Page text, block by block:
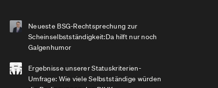
Neueste BSG-Rechtsprechung zur
Scheinselbstständigkeit:Da hilft nur noch
Galgenhumor
Ergebnisse unserer Statuskriterien-
Umfrage: Wie viele Selbstständige würden